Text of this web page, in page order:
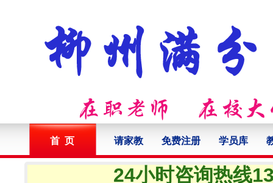
首 页 请家教 免费注册 学员库
24小时咨询热线